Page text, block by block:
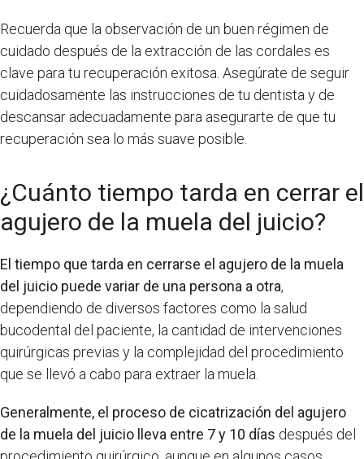
Recuerda que la observación de un buen régimen de
cuidado después de la extracción de las cordales es
clave para tu recuperación exitosa. Asegúrate de seguir
cuidadosamente las instrucciones de tu dentista y de
descansar adecuadamente para asegurarte de que tu
recuperación sea lo más suave posible.
¿Cuánto tiempo tarda en cerrar el
agujero de la muela del juicio?
El tiempo que tarda en cerrarse el agujero de la muela
del juicio puede variar de una persona a otra,
dependiendo de diversos factores como la salud
bucodental del paciente, la cantidad de intervenciones
quirúrgicas previas y la complejidad del procedimiento
que se llevó a cabo para extraer la muela.
Generalmente, el proceso de cicatrización del agujero
de la muela del juicio lleva entre 7 y 10 días después del